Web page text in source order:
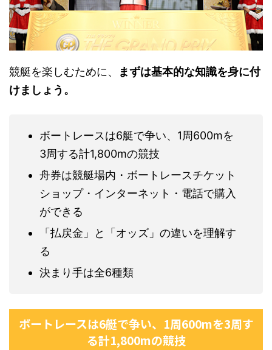
競艇を楽しむために、
まずは基本的な知識を身に付
けましょう。
ボートレースは6艇で争い、1周600mを
3周する計1,800mの競技
舟券は競艇場内・ボートレースチケット
ショップ・インターネット・電話で購入
ができる
「払戻金」と「オッズ」の違いを理解す
る
決まり手は全6種類
ボートレースは6艇で争い、1周600mを3周す
る計1,800mの競技